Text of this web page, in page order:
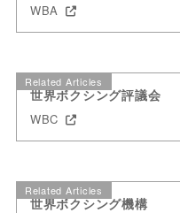
WBA
Related Articles
世界ボクシング評議会
WBC
Related Articles
世界ボクシング機構